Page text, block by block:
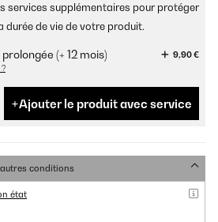
services supplémentaires pour protéger
durée de vie de votre produit.
(+ 12 mois)
9,90 €
Ajouter le produit avec service
conditions
état